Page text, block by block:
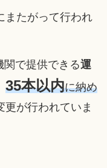
またがって行われ
で提供できる運
35本以内に納め
更が行われていま